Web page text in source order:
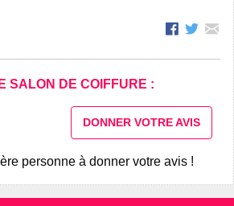
SALON DE COIFFURE :
DONNER VOTRE AVIS
personne à donner votre avis !